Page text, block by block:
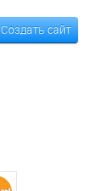
Создать сайт